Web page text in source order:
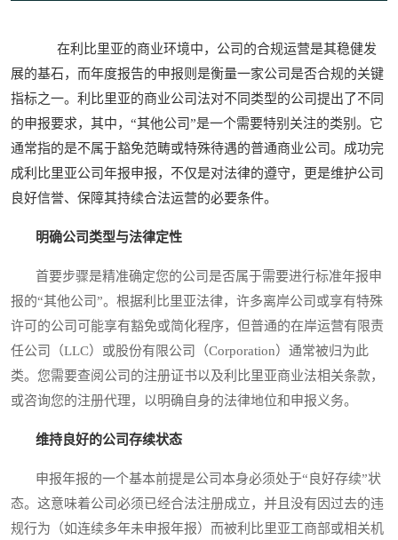
在利比里亚的商业环境中，公司的合规运营是其稳健发
展的基石，而年度报告的申报则是衡量一家公司是否合规的关键
指标之一。利比里亚的商业公司法对不同类型的公司提出了不同
的申报要求，其中，“其他公司”是一个需要特别关注的类别。它
通常指的是不属于豁免范畴或特殊待遇的普通商业公司。成功完
成利比里亚公司年报申报，不仅是对法律的遵守，更是维护公司
良好信誉、保障其持续合法运营的必要条件。
明确公司类型与法律定性
首要步骤是精准确定您的公司是否属于需要进行标准年报申
报的“其他公司”。根据利比里亚法律，许多离岸公司或享有特殊
许可的公司可能享有豁免或简化程序，但普通的在岸运营有限责
任公司（LLC）或股份有限公司（Corporation）通常被归为此
类。您需要查阅公司的注册证书以及利比里亚商业法相关条款，
或咨询您的注册代理，以明确自身的法律地位和申报义务。
维持良好的公司存续状态
申报年报的一个基本前提是公司本身必须处于“良好存续”状
态。这意味着公司必须已经合法注册成立，并且没有因过去的违
规行为（如连续多年未申报年报）而被利比里亚工商部或相关机